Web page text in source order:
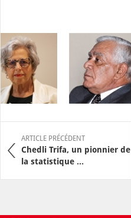
ARTICLE PRÉCÉDENT
Chedli Trifa, un pionnier de
la statistique ...